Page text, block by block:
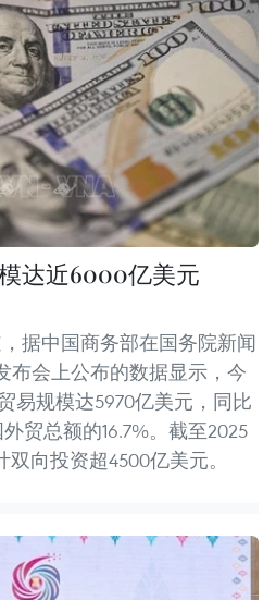
达近6000亿美元
据中国商务部在国务院新闻
布会上公布的数据显示，今
易规模达5970亿美元，同比
贸总额的16.7%。截至2025
向投资超4500亿美元。